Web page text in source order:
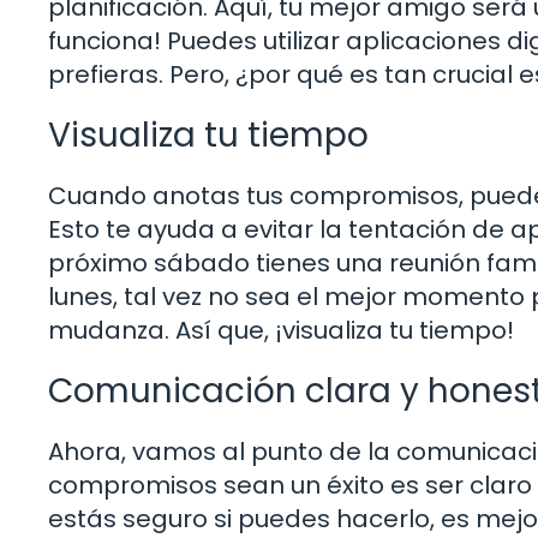
planificación. Aquí, tu mejor amigo
funciona! Puedes utilizar aplicaciones
prefieras. Pero, ¿por qué es tan crucial
Visualiza tu tiempo
Cuando anotas tus compromisos,
Esto te ayuda a evitar la tentación de
próximo sábado tienes una reunión
lunes, tal vez no sea el mejor
mudanza. Así que, ¡visualiza tu tiempo!
Comunicación clara y
Ahora, vamos al punto de la
compromisos sean un éxito es ser
estás seguro si puedes hacerlo, es